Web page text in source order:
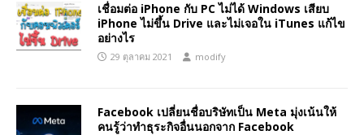
เชื่อมต่อ iPhone กับ PC ไม่ได้ Windows เสียบ
iPhone ไม่ขึ้น Drive และไม่เจอใน iTunes แก้ไข
อย่างไร
29 ตุลาคม 2021 modify
Facebook เปลี่ยนชื่อบริษัทเป็น Meta มุ่งเน้นให้
คนรู้ว่าทำธุระกิจอื่นนอกจาก Facebook